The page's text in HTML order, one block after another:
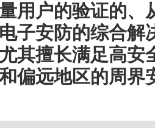
用户的验证的、
子安防的综合解
其擅长满足高安
偏远地区的周界